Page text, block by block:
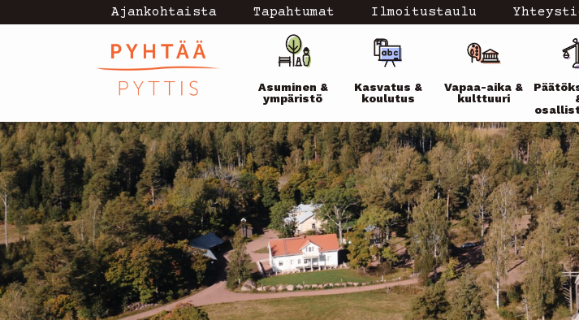
pääsisältöön
Topmenu
-
current
Ajankohtaista Tapahtumat Ilmoitustaulu
Päävalikko
Asuminen &
ympäristö
Kasvatus &
koulutus
Vapaa-aika &
kulttuuri